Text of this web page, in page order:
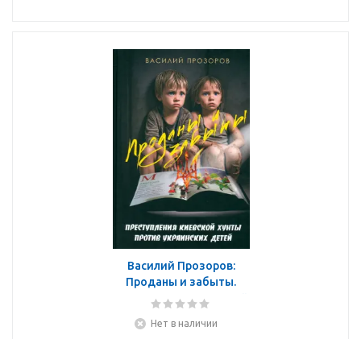
Василий Прозоров:
Проданы и забыты.
Преступления киевской
украинских детей.
Нет в наличии